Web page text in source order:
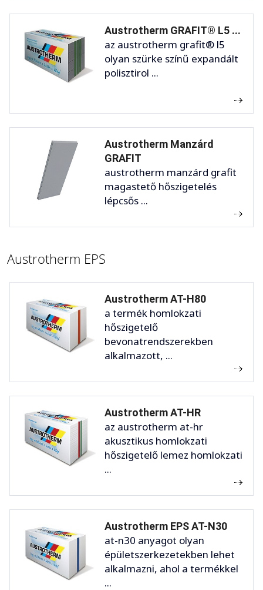
Austrotherm GRAFIT® L5 ...
az austrotherm grafit® l5
olyan szürke színű expandált
polisztirol ...
Austrotherm Manzárd
GRAFIT
austrotherm manzárd grafit
magastető hőszigetelés
lépcsős ...
Austrotherm EPS
Austrotherm AT-H80
a termék homlokzati
hőszigetelő
bevonatrendszerekben
alkalmazott, ...
Austrotherm AT-HR
az austrotherm at-hr
akusztikus homlokzati
hőszigetelő lemez homlokzati
...
Austrotherm EPS AT-N30
at-n30 anyagot olyan
épületszerkezetekben lehet
alkalmazni, ahol a termékkel
...